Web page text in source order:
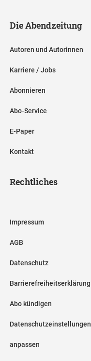
Die Abendzeitung
Autoren und Autorinnen
Karriere / Jobs
Abonnieren
Abo-Service
E-Paper
Kontakt
Rechtliches
Impressum
AGB
Datenschutz
Barrierefreiheitserklärung
Abo kündigen
Datenschutzeinstellungen
anpassen